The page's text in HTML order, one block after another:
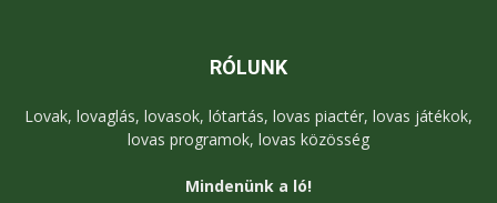
RÓLUNK
Lovak, lovaglás, lovasok, lótartás, lovas piactér, lovas játékok,
lovas programok, lovas közösség
Mindenünk a ló!